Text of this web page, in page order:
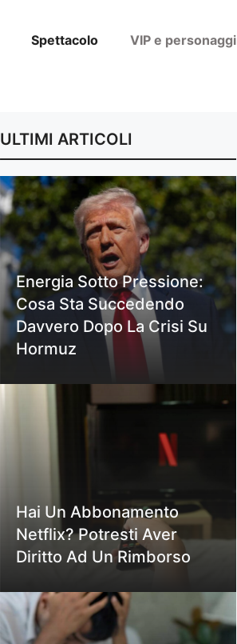
Spettacolo VIP e personaggi
ULTIMI ARTICOLI
Energia Sotto Pressione:
Cosa Sta Succedendo
Davvero Dopo La Crisi Su
Hormuz
Hai Un Abbonamento
Netflix? Potresti Aver
Diritto Ad Un Rimborso